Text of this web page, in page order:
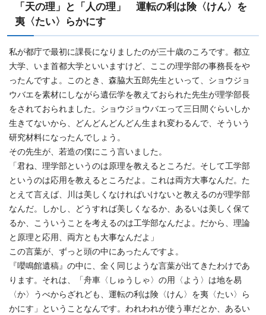
「天の理」と「人の理」 運転の利は険〈けん〉を
夷〈たい〉らかにす
私が都庁で最初に課長になりましたのが三十歳のころです。都立
大学、いま首都大学といいますけど、ここの理学部の事務長をや
ったんですよ。このとき、森脇大五郎先生といって、ショウジョ
ウバエを素材にしながら遺伝学を教えておられた先生が理学部長
をされておられました。ショウジョウバエって三日間ぐらいしか
生きてないから、どんどんどんどん生まれ変わるんで、そういう
研究材料になったんでしょう。
その先生が、若造の僕にこう言いました。
「君ね、理学部というのは原理を教えるところだ。そして工学部
というのは応用を教えるところだよ。これは両方大事なんだ。た
とえて言えば、川は美しくなければいけないと教えるのが理学部
なんだ。しかし、どうすれば美しくなるか、あるいは美しく保て
るか、こういうことを考えるのは工学部なんだよ。だから、理論
と原理と応用、両方とも大事なんだよ」
この言葉が、ずっと頭の中にあったんですよ。
『嚶鳴館遺稿』の中に、全く同じような言葉が出てきたわけであ
ります。それは、「舟車〈しゅうしゃ〉の用〈よう〉は地を易
〈か〉うべからざれども、運転の利は険〈けん〉を夷〈たい〉ら
かにす」ということなんです。われわれが使う車だとか、あるい